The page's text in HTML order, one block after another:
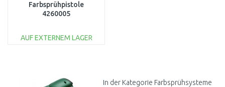
Farbsprühpistole
4260005
AUF EXTERNEM LAGER
Vergleichen
In der Kategorie Farbsprühsysteme